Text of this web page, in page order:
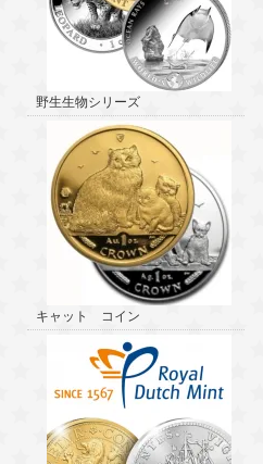
野生生物シリーズ
キャット コイン